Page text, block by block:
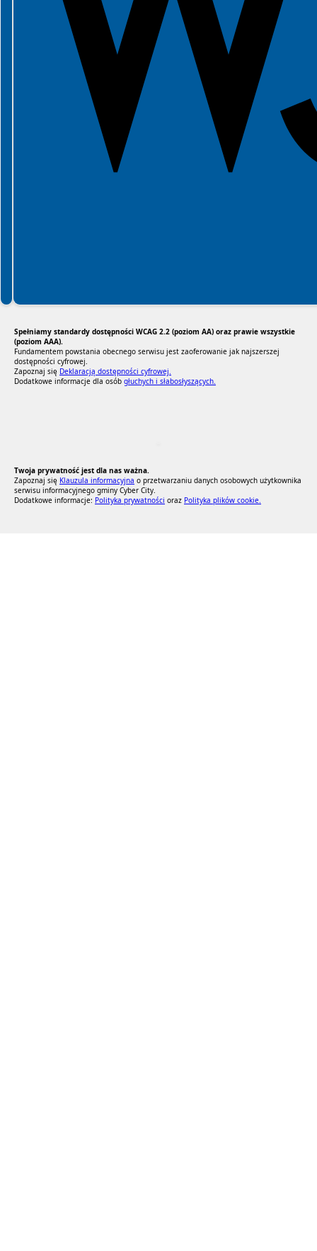
Spełniamy standardy dostępności WCAG 2.2 (poziom AA) oraz prawie wszystkie
(poziom AAA).
Fundamentem powstania obecnego serwisu jest zaoferowanie jak najszerszej
dostępności cyfrowej.
Zapoznaj się Deklaracją dostępności cyfrowej.
Dodatkowe informacje dla osób głuchych i słabosłyszących.
Twoja prywatność jest dla nas ważna.
Zapoznaj się Klauzula informacyjna o przetwarzaniu danych osobowych użytkownika
serwisu informacyjnego gminy Cyber City.
Dodatkowe informacje: Polityka prywatności oraz Polityka plików cookie.